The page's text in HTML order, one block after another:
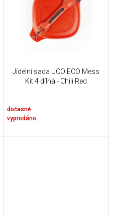
Jídelní sada UCO ECO Mess
Kit 4 dílná - Chili Red
dočasně
vyprodáno